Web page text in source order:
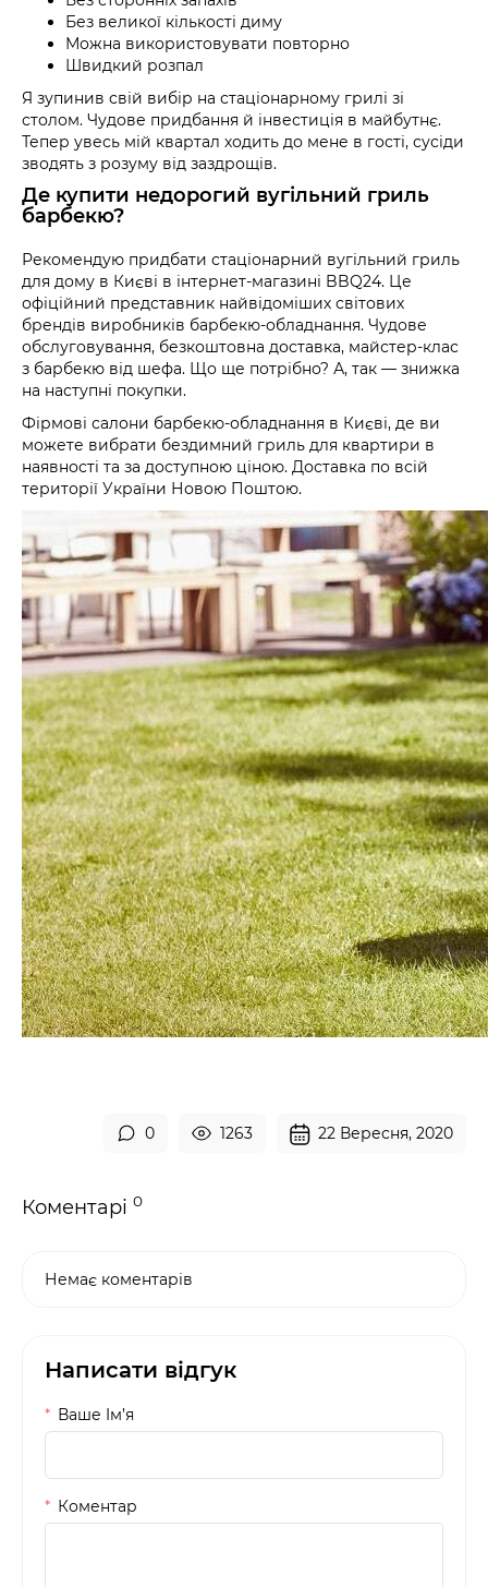
Без великої кількості диму
Можна використовувати повторно
Швидкий розпал
Я зупинив свій вибір на стаціонарному грилі зі
столом. Чудове придбання й інвестиція в майбутнє.
Тепер увесь мій квартал ходить до мене в гості, сусіди
зводять з розуму від заздрощів.
Де купити недорогий вугільний гриль
барбекю?
Рекомендую придбати стаціонарний вугільний гриль
для дому в Києві в інтернет-магазині BBQ24. Це
офіційний представник найвідоміших світових
брендів виробників барбекю-обладнання. Чудове
обслуговування, безкоштовна доставка, майстер-клас
з барбекю від шефа. Що ще потрібно? А, так — знижка
на наступні покупки.
Фірмові салони барбекю-обладнання в Києві, де ви
можете вибрати бездимний гриль для квартири в
наявності та за доступною ціною. Доставка по всій
території України Новою Поштою.
0 1263 22 Вересня, 2020
Коментарі 0
Немає коментарів
Написати відгук
Ваше Iм’я
Коментар